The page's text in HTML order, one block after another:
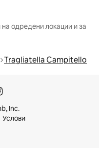
одредени локации и за
Tragliatella Campitello
Inc.
Услови